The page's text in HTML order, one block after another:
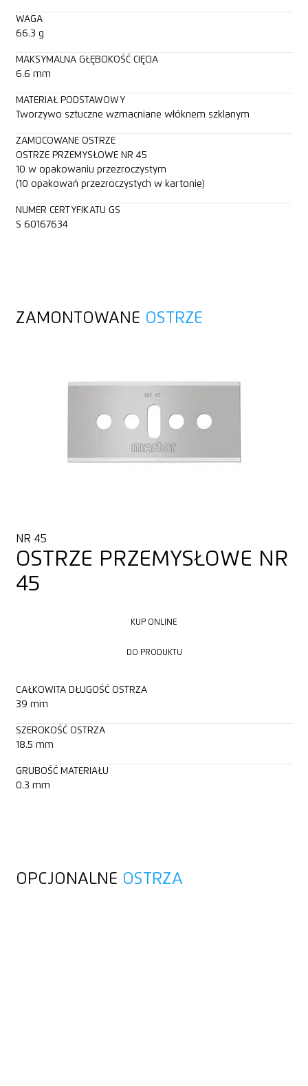
WAGA
66.3 g
MAKSYMALNA GŁĘBOKOŚĆ CIĘCIA
6.6 mm
MATERIAŁ PODSTAWOWY
Tworzywo sztuczne wzmacniane włóknem szklanym
ZAMOCOWANE OSTRZE
OSTRZE PRZEMYSŁOWE NR 45
10 w opakowaniu przezroczystym
(10 opakowań przezroczystych w kartonie)
NUMER CERTYFIKATU GS
S 60167634
ZAMONTOWANE OSTRZE
NR 45
OSTRZE PRZEMYSŁOWE NR
45
KUP ONLINE
DO PRODUKTU
CAŁKOWITA DŁUGOŚĆ OSTRZA
39 mm
SZEROKOŚĆ OSTRZA
18.5 mm
GRUBOŚĆ MATERIAŁU
0.3 mm
OPCJONALNE OSTRZA